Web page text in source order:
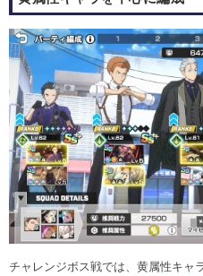
チャレンジボス戦では、黄属性キャ